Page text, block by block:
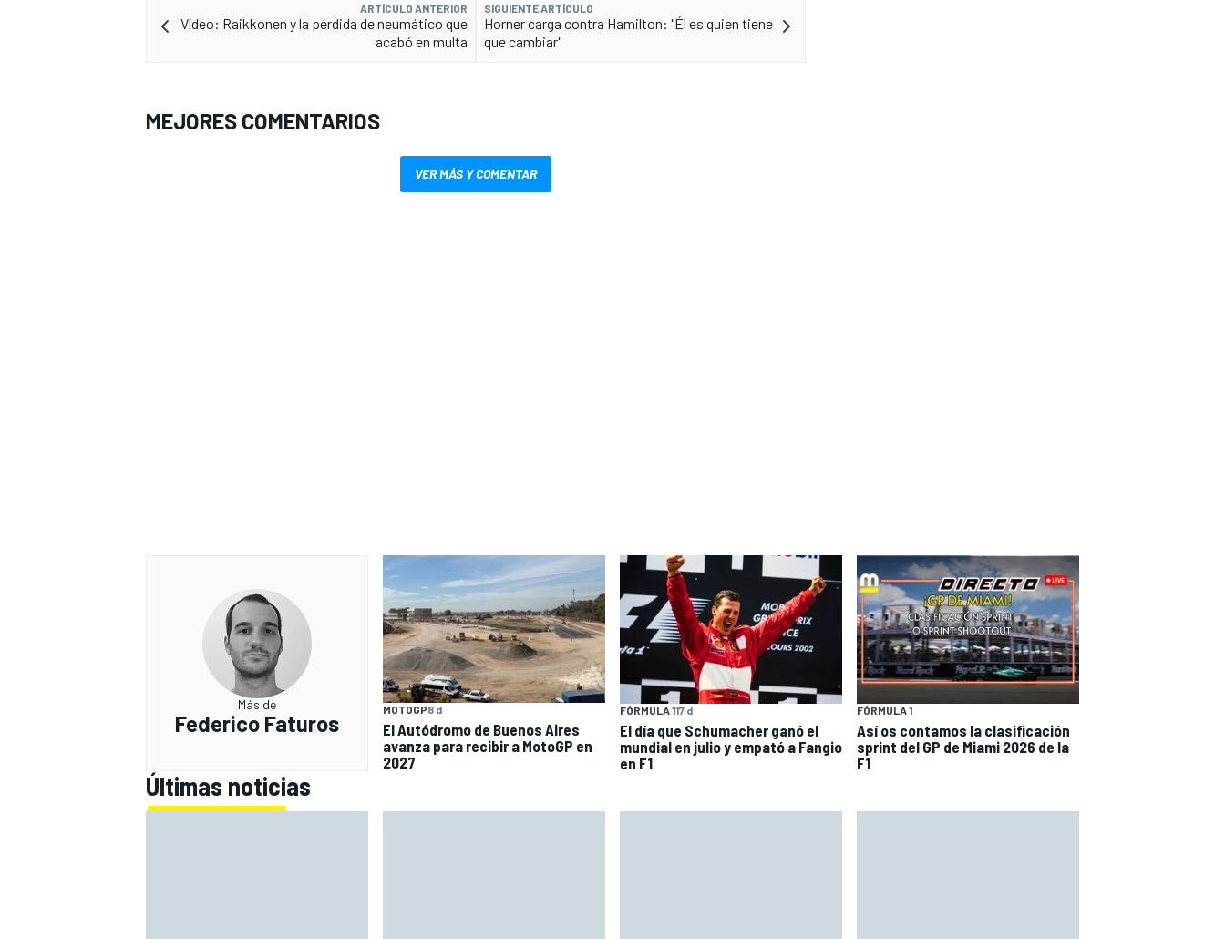
ARTÍCULO ANTERIOR
Vídeo: Raikkonen y la pérdida de neumático que
acabó en multa
SIGUIENTE ARTÍCULO
Horner carga contra Hamilton: "Él es quien tiene
que cambiar"
MEJORES COMENTARIOS
VER MÁS Y COMENTAR
Más de
Federico Faturos
MOTOGP8 d
El Autódromo de Buenos Aires
avanza para recibir a MotoGP en
2027
FÓRMULA 117 d
El día que Schumacher ganó el
mundial en julio y empató a Fangio
en F1
FÓRMULA 1
Así os contamos la clasificación
sprint del GP de Miami 2026 de la
F1
Últimas noticias